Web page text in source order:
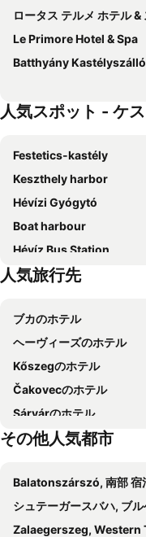
ロータス テルメ ホテル &
Le Primore Hotel & Spa
Batthyány Kastélyszálló
人気スポット - ケ
Festetics-kastély
Keszthely harbor
Hévízi Gyógytó
Boat harbour
Hévíz Bus Station
Day of the Hungarian
Balatonfoldvar Railway
人気旅行先
ブカのホテル
ヘーヴィーズのホテル
Kőszegのホテル
Čakovecのホテル
Sárvárのホテル
その他人気都市
Balatonszárszó, 南部 宿泊
シュテーガースバハ, ブルゲンラント州 宿
Zalaegerszeg, Western Transdanubia 宿泊